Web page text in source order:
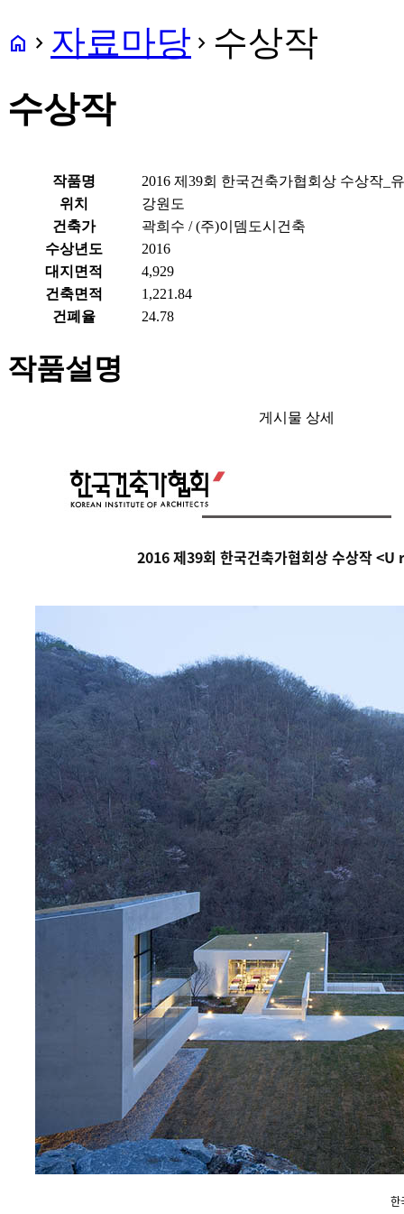
home navigate_next 자료마당 navigate_next 수상작
수상작
작품명
2016 제39회 한국건축가협회상 수상작_
위치
강원도
건축가
곽희수 / (주)이뎀도시건축
수상년도
2016
대지면적
4,929
건축면적
1,221.84
건폐율
24.78
작품설명
게시물 상세
2016 제39회 한국건축가협회상 수상작<U
한